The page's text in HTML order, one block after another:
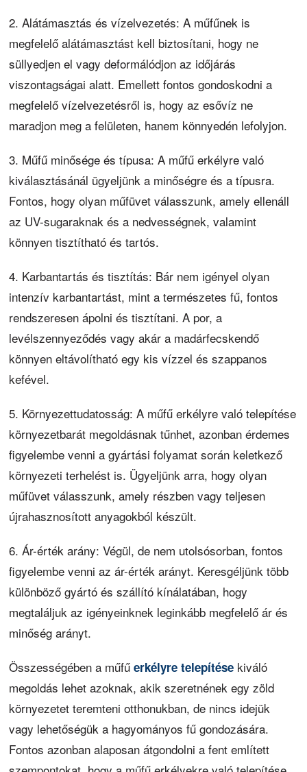
2. Alátámasztás és vízelvezetés: A műfűnek is
megfelelő alátámasztást kell biztosítani, hogy ne
süllyedjen el vagy deformálódjon az időjárás
viszontagságai alatt. Emellett fontos gondoskodni a
megfelelő vízelvezetésről is, hogy az esővíz ne
maradjon meg a felületen, hanem könnyedén lefolyjon.
3. Műfű minősége és típusa: A műfű erkélyre való
kiválasztásánál ügyeljünk a minőségre és a típusra.
Fontos, hogy olyan műfüvet válasszunk, amely ellenáll
az UV-sugaraknak és a nedvességnek, valamint
könnyen tisztítható és tartós.
4. Karbantartás és tisztítás: Bár nem igényel olyan
intenzív karbantartást, mint a természetes fű, fontos
rendszeresen ápolni és tisztítani. A por, a
levélszennyeződés vagy akár a madárfecskendő
könnyen eltávolítható egy kis vízzel és szappanos
kefével.
5. Környezettudatosság: A műfű erkélyre való telepítése
környezetbarát megoldásnak tűnhet, azonban érdemes
figyelembe venni a gyártási folyamat során keletkező
környezeti terhelést is. Ügyeljünk arra, hogy olyan
műfüvet válasszunk, amely részben vagy teljesen
újrahasznosított anyagokból készült.
6. Ár-érték arány: Végül, de nem utolsósorban, fontos
figyelembe venni az ár-érték arányt. Keresgéljünk több
különböző gyártó és szállító kínálatában, hogy
megtaláljuk az igényeinknek leginkább megfelelő ár és
minőség arányt.
Összességében a műfűerkélyre telepítése kiváló
megoldás lehet azoknak, akik szeretnének egy zöld
környezetet teremteni otthonukban, de nincs idejük
vagy lehetőségük a hagyományos fű gondozására.
Fontos azonban alaposan átgondolni a fent említett